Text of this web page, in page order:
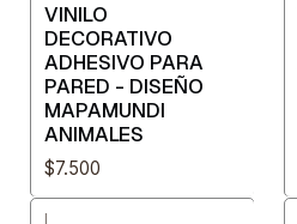
VINILO
DECORATIVO
ADHESIVO PARA
PARED - DISEÑO
MAPAMUNDI
ANIMALES
$7.500